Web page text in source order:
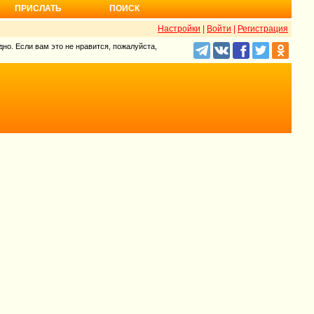
ПРИСЛАТЬ ПОИСК
Настройки Войти Регистрация
Если вам это не нравится, пожалуйста,